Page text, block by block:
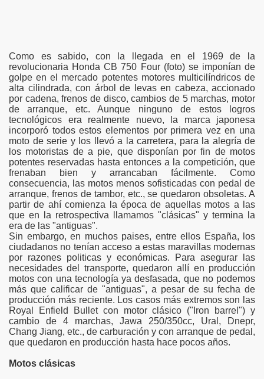
Como es sabido, con la llegada en el 1969 de la
revolucionaria Honda CB 750 Four (foto) se imponían de
golpe en el mercado potentes motores multicilíndricos de
alta cilindrada, con árbol de levas en cabeza, accionado
por cadena, frenos de disco, cambios de 5 marchas, motor
de arranque, etc. Aunque ninguno de estos logros
tecnológicos era realmente nuevo, la marca japonesa
incorporó todos estos elementos por primera vez en una
moto de serie y los llevó a la carretera, para la alegría de
los motoristas de a pie, que disponían por fin de motos
potentes reservadas hasta entonces a la competición, que
frenaban bien y arrancaban fácilmente. Como
consecuencia, las motos menos sofisticadas con pedal de
arranque, frenos de tambor, etc., se quedaron obsoletas. A
partir de ahí comienza la época de aquellas motos a las
que en la retrospectiva llamamos "clásicas" y termina la
era de las "antiguas".
Sin embargo, en muchos paises, entre ellos España, los
ciudadanos no tenían acceso a estas maravillas modernas
por razones politicas y económicas. Para asegurar las
necesidades del transporte, quedaron allí en producción
motos con una tecnología ya desfasada, que no podemos
más que calificar de "antiguas", a pesar de su fecha de
producción más reciente. Los casos más extremos son las
Royal Enfield Bullet con motor clásico ("Iron barrel") y
cambio de 4 marchas, Jawa 250/350cc, Ural, Dnepr,
Chang Jiang, etc., de carburación y con arranque de pedal,
que quedaron en producción hasta hace pocos años.
Motos clásicas